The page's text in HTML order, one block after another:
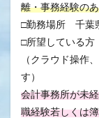
離・事務経験の
□勤務場所 千葉
□所望している
（クラウド操作
す）
会計事務所が未
職経験若しくは